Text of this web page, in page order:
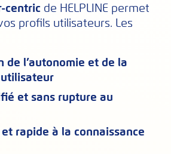
centric de HELPLINE permet
profils utilisateurs. Les
de l’autonomie et de la
et sans rupture au
rapide à la connaissance